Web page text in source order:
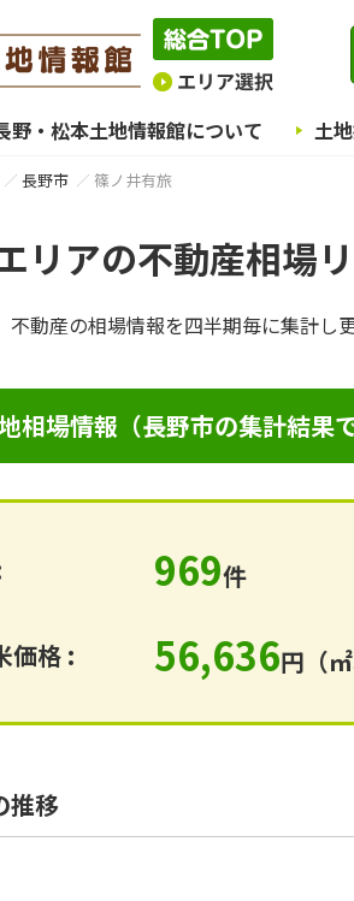
野・松本土地情報館について 土
長野市 篠ノ井有旅
リアの不動産相場
不動産の相場情報を四半期毎に集計し
場情報（長野市の集計結果で
969件
価格 : 56,636円（㎡
推移